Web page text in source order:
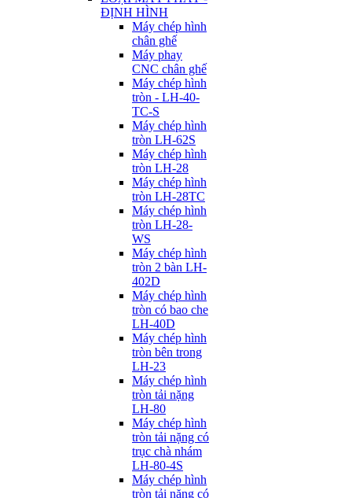
ĐỊNH HÌNH
Máy chép hình
chân ghế
Máy phay
CNC chân ghế
Máy chép hình
tròn - LH-40-
TC-S
Máy chép hình
tròn LH-62S
Máy chép hình
tròn LH-28
Máy chép hình
tròn LH-28TC
Máy chép hình
tròn LH-28-
WS
Máy chép hình
tròn 2 bàn LH-
402D
Máy chép hình
tròn có bao che
LH-40D
Máy chép hình
tròn bên trong
LH-23
Máy chép hình
tròn tải nặng
LH-80
Máy chép hình
tròn tải nặng có
trục chà nhám
LH-80-4S
Máy chép hình
tròn tải nặng có